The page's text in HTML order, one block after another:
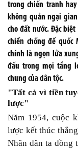
trong chiến tranh
không quản ngại
cho đất nước. Đặc
chiến chống đế quốc
chính là ngọn lửa
đấu trong mọi tầng
chung của dân tộc.
"Tất cả vì tiền
lược"
Năm 1954, cuộc
lược kết thúc
Nhân dân ta đồng